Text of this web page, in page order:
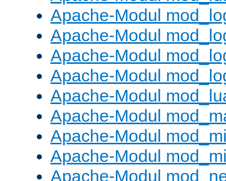
Apache-Modul
Apache-Modul
Apache-Modul
Apache-Modul
Apache-Modul
Apache-Modul
Apache-Modul
Apache-Modul
Apache-Modul